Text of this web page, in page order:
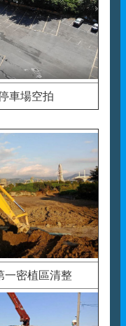
車場空拍
一密植區清整